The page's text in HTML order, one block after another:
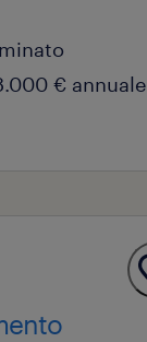
€ annuale